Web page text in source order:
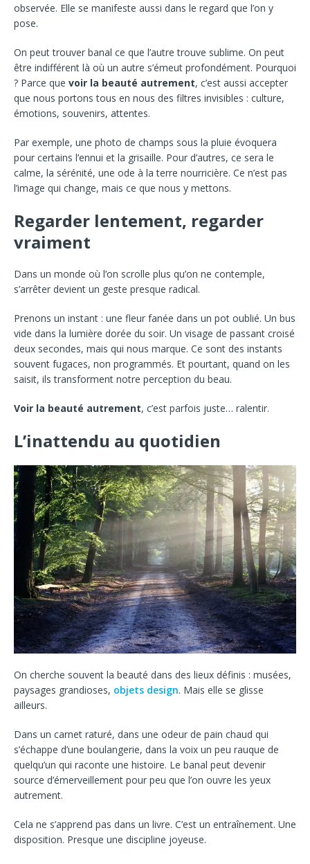
observée. Elle se manifeste aussi dans le regard que l’on y
pose.
On peut trouver banal ce que l’autre trouve sublime. On peut
être indifférent là où un autre s’émeut profondément. Pourquoi
? Parce que voir la beauté autrement, c’est aussi accepter
que nous portons tous en nous des filtres invisibles : culture,
émotions, souvenirs, attentes.
Par exemple, une photo de champs sous la pluie évoquera
pour certains l’ennui et la grisaille. Pour d’autres, ce sera le
calme, la sérénité, une ode à la terre nourricière. Ce n’est pas
l’image qui change, mais ce que nous y mettons.
Regarder lentement, regarder
vraiment
Dans un monde où l’on scrolle plus qu’on ne contemple,
s’arrêter devient un geste presque radical.
Prenons un instant : une fleur fanée dans un pot oublié. Un bus
vide dans la lumière dorée du soir. Un visage de passant croisé
deux secondes, mais qui nous marque. Ce sont des instants
souvent fugaces, non programmés. Et pourtant, quand on les
saisit, ils transforment notre perception du beau.
Voir la beauté autrement, c’est parfois juste… ralentir.
L’inattendu au quotidien
On cherche souvent la beauté dans des lieux définis : musées,
paysages grandioses, objets design. Mais elle se glisse
ailleurs.
Dans un carnet raturé, dans une odeur de pain chaud qui
s’échappe d’une boulangerie, dans la voix un peu rauque de
quelqu’un qui raconte une histoire. Le banal peut devenir
source d’émerveillement pour peu que l’on ouvre les yeux
autrement.
Cela ne s’apprend pas dans un livre. C’est un entraînement. Une
disposition. Presque une discipline joyeuse.